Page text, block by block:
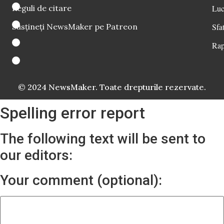
Reguli de citare
Susțineți NewsMaker pe Patreon
© 2024 NewsMaker. Toate drepturile rezervate.
Spelling error report
The following text will be sent to
our editors:
Your comment (optional):